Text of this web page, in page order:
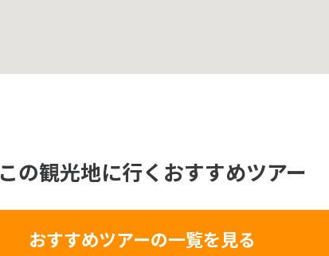
この観光地に行くおすすめツアー
おすすめツアーの一覧を見る